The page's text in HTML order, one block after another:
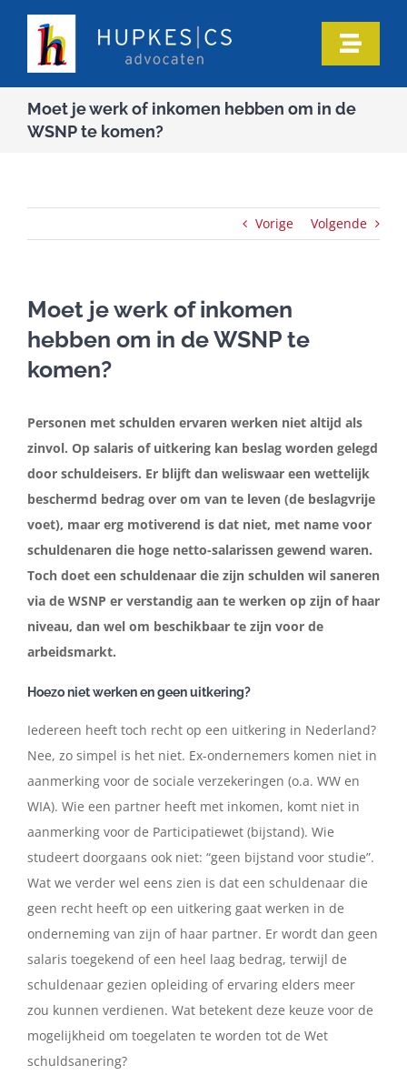
inhoud
Toggle
In de media
Contact
Moet je werk of inkomen hebben om in de
WSNP te komen?
Vorige Volgende
Moet je werk of inkomen
hebben om in de WSNP te
komen?
Personen met schulden ervaren werken niet altijd als
zinvol. Op salaris of uitkering kan beslag worden gelegd
door schuldeisers. Er blijft dan weliswaar een wettelijk
beschermd bedrag over om van te leven (de beslagvrije
voet), maar erg motiverend is dat niet, met name voor
schuldenaren die hoge netto-salarissen gewend waren.
Toch doet een schuldenaar die zijn schulden wil saneren
via de WSNP er verstandig aan te werken op zijn of haar
niveau, dan wel om beschikbaar te zijn voor de
arbeidsmarkt.
Hoezo niet werken en geen uitkering?
Iedereen heeft toch recht op een uitkering in Nederland?
Nee, zo simpel is het niet. Ex-ondernemers komen niet in
aanmerking voor de sociale verzekeringen (o.a. WW en
WIA). Wie een partner heeft met inkomen, komt niet in
aanmerking voor de Participatiewet (bijstand). Wie
studeert doorgaans ook niet: “geen bijstand voor studie”.
Wat we verder wel eens zien is dat een schuldenaar die
geen recht heeft op een uitkering gaat werken in de
onderneming van zijn of haar partner. Er wordt dan geen
salaris toegekend of een heel laag bedrag, terwijl de
schuldenaar gezien opleiding of ervaring elders meer
zou kunnen verdienen. Wat betekent deze keuze voor de
mogelijkheid om toegelaten te worden tot de Wet
schuldsanering?